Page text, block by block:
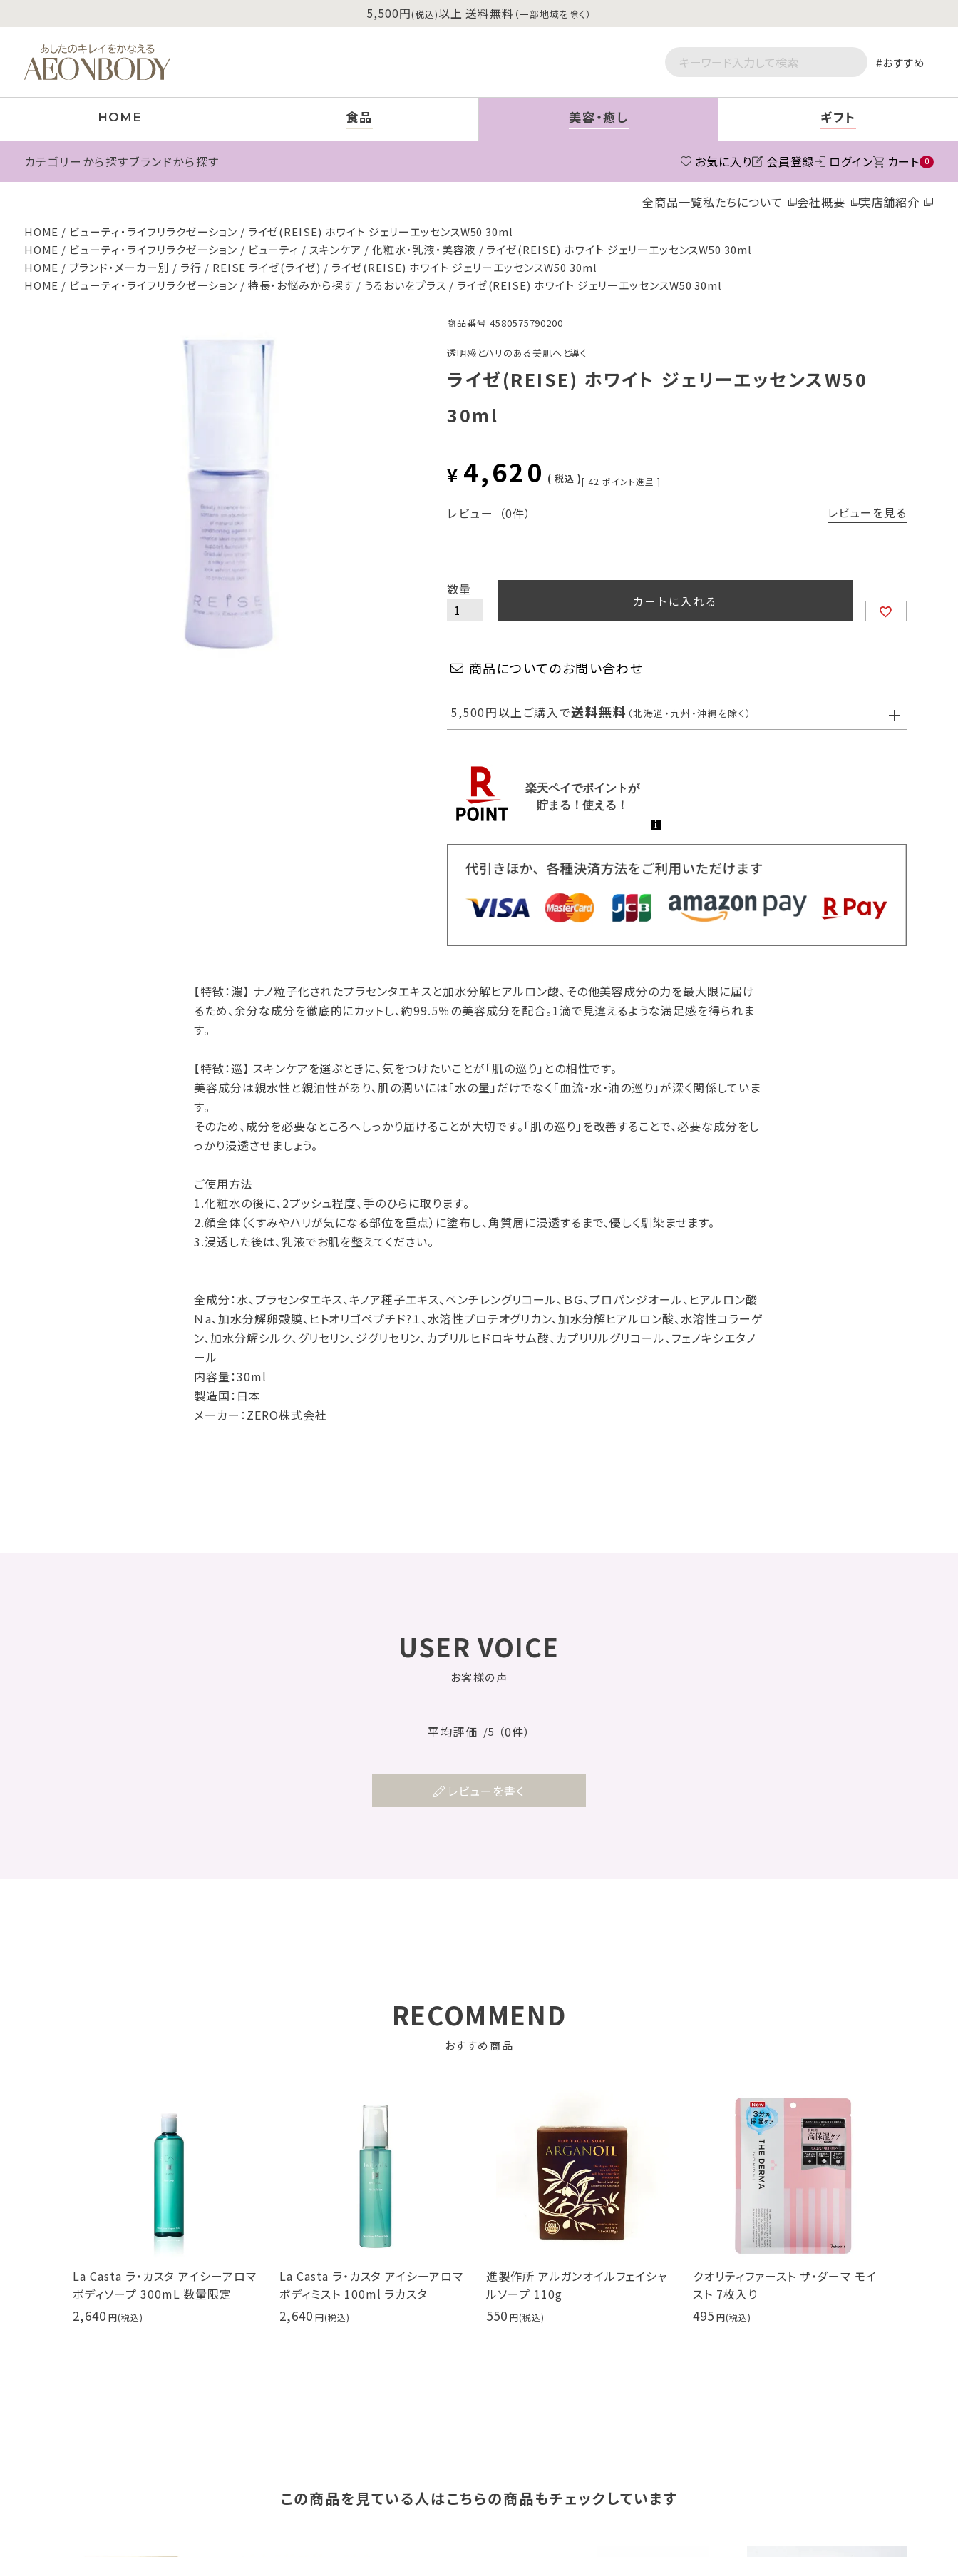
5,500円(税込)以上 送料無料 （一部地域を除く）
おすすめ
HOME 食品 美容・癒し ギフト
カテゴリーから探すブランドから探す お気に入り 会員登録 ログイン カート 0
全商品一覧私たちについて 会社概要 実店舗紹介
HOME ビューティ・ライフリラクゼーション
ライゼ(REISE) ホワイト ジェリーエッセンスW50 30ml
HOME
ビューティ・ライフリラクゼーション ビューティ スキンケア 化粧水・乳液・美容液
ライゼ(REISE) ホワイト ジェリーエッセンスW50 30ml
HOME
ブランド・メーカー別 ラ行 REISE ライゼ(ライゼ)
ライゼ(REISE) ホワイト ジェリーエッセンスW50 30ml
HOME
ビューティ・ライフリラクゼーション 特長・お悩みから探す うるおいをプラス ライゼ(REISE) ホワイト ジェリーエッセンスW50 30ml
商品番号 4580575790200
透明感とハリのある美肌へと導く
ライゼ(REISE) ホワイト ジェリーエッセンスW50
30ml
¥ 4,620 税込 [ 42 ポイント進呈 ]
レビュー （0件） レビューを見る
カートに入れる
商品についてのお問い合わせ
5,500円以上ご購入で送料無料 （北海道・九州・沖縄を除く）
【特徴：濃】 ナノ粒子化されたプラセンタエキスと加水分解ヒアルロン酸、その他美容成分の力を最大限に届け
るため、余分な成分を徹底的にカットし、約99.5％の美容成分を配合。1滴で見違えるような満足感を得られま
す。
【特徴：巡】 スキンケアを選ぶときに、気をつけたいことが「肌の巡り」との相性です。
美容成分は親水性と親油性があり、肌の潤いには「水の量」だけでなく「血流・水・油の巡り」が深く関係していま
す。
そのため、成分を必要なところへしっかり届けることが大切です。「肌の巡り」を改善することで、必要な成分をし
っかり浸透させましょう。
ご使用方法
1.化粧水の後に、2プッシュ程度、手のひらに取ります。
2.顔全体（くすみやハリが気になる部位を重点）に塗布し、角質層に浸透するまで、優しく馴染ませます。
3.浸透した後は、乳液でお肌を整えてください。
全成分：水、プラセンタエキス、キノア種子エキス、ペンチレングリコール、ＢＧ、プロパンジオール、ヒアルロン酸
Ｎa、加水分解卵殻膜、ヒトオリゴペプチド?１、水溶性プロテオグリカン、加水分解ヒアルロン酸、水溶性コラーゲ
ン、加水分解シルク、グリセリン、ジグリセリン、カプリルヒドロキサム酸、カプリリルグリコール、フェノキシエタノ
ール
内容量：30ml
製造国：日本
メーカー：ZERO株式会社
USER VOICE
お客様の声
平均評価 /5 （0件）
レビューを書く
RECOMMEND
おすすめ商品
La Casta ラ・カスタ アイシーアロマ
ボディソープ 300mL 数量限定
2,640
La Casta ラ・カスタ アイシーアロマ
ボディミスト 100ml ラカスタ
2,640
進製作所 アルガンオイルフェイシャ
ルソープ 110g
550
クオリティファースト ザ・ダーマ モイ
スト 7枚入り
495
この商品を見ている人はこちらの商品もチェックしています